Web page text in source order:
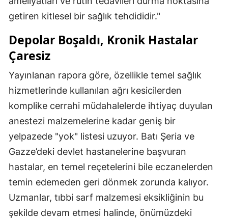
getiren kitlesel bir sağlık tehdididir."
Depolar Boşaldı, Kronik Hastalar
Çaresiz
Yayınlanan rapora göre, özellikle temel sağlık
hizmetlerinde kullanılan ağrı kesicilerden
komplike cerrahi müdahalelerde ihtiyaç duyulan
anestezi malzemelerine kadar geniş bir
yelpazede "yok" listesi uzuyor. Batı Şeria ve
Gazze’deki devlet hastanelerine başvuran
hastalar, en temel reçetelerini bile eczanelerden
temin edemeden geri dönmek zorunda kalıyor.
Uzmanlar, tıbbi sarf malzemesi eksikliğinin bu
şekilde devam etmesi halinde, önümüzdeki